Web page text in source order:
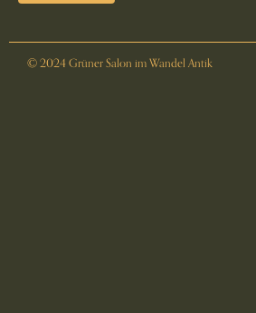
© 2024 Grüner Salon im Wandel Antik